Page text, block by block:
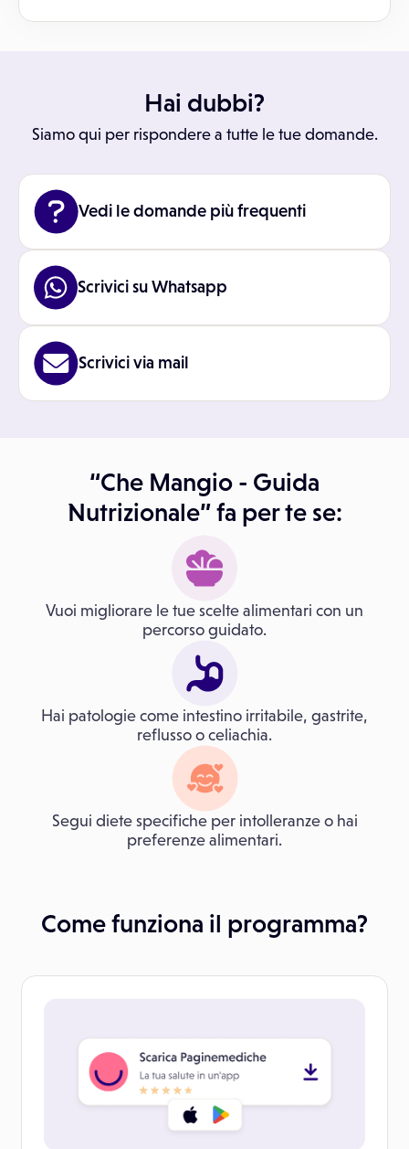
Hai dubbi?
Siamo qui per rispondere a tutte le tue domande.
Vedi le domande più frequenti
Scrivici su Whatsapp
Scrivici via mail
“Che Mangio - Guida
Nutrizionale” fa per te se:
Vuoi migliorare le tue scelte alimentari con un
percorso guidato.
Hai patologie come intestino irritabile, gastrite,
reflusso o celiachia.
Segui diete specifiche per intolleranze o hai
preferenze alimentari.
Come funziona il programma?